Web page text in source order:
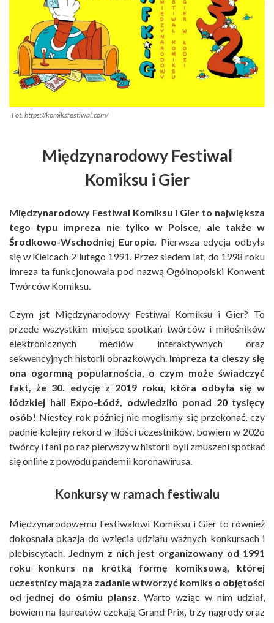
Fot. https://komiksfestiwal.com/
Międzynarodowy Festiwal
Komiksu i Gier
Międzynarodowy Festiwal Komiksu i Gier to największa
tego typu impreza nie tylko w Polsce, ale także w
Środkowo-Wschodniej Europie. Pierwsza edycja odbyła
się w Kielcach 2 lutego 1991. Przez siedem lat, do 1998 roku
imreza ta funkcjonowała pod nazwą Ogólnopolski Konwent
Twórców Komiksu.
Czym jst Międzynarodowy Festiwal Komiksu i Gier? To
przede wszystkim miejsce spotkań twórców i miłośników
elektronicznych mediów interaktywnych oraz
sekwencyjnych historii obrazkowych. Impreza ta cieszy się
ona ogormną popularnościa, o czym może świadczyć
fakt, że 30. edycję z 2019 roku, która odbyła się w
łódzkiej hali Expo-Łódź, odwiedziło ponad 20 tysięcy
osób! Niestey rok później nie moglismy się przekonać, czy
padnie kolejny rekord w ilości uczestników, bowiem w 202o
twórcy i fani po raz pierwszy w historii byli zmuszeni spotkać
się online z powodu pandemii koronawirusa.
Konkursy w ramach festiwalu
Międzynarodowemu Festiwalowi Komiksu i Gier to również
dokosnała okazja do wzięcia udziału ważnych konkursach i
plebiscytach. Jednym z nich jest organizowany od 1991
roku konkurs na krótką formę komiksową, której
uczestnicy mają za zadanie wtworzyć komiks o objętości
od jednej do ośmiu plansz. Warto wziąc w nim udział,
bowiem na laureatów czekają Grand Prix, trzy nagrody oraz